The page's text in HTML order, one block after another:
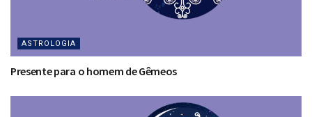
ASTROLOGIA
Presente para o homem de Gêmeos